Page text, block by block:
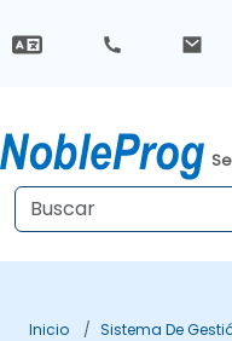
Inicio
Sistema De